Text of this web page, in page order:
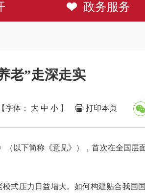
政务服务
老”走深走实
【字体： 大 中 小 】 打印本页
以下简称《意见》），首次在全国层
式压力日益增大。如何构建贴合我国